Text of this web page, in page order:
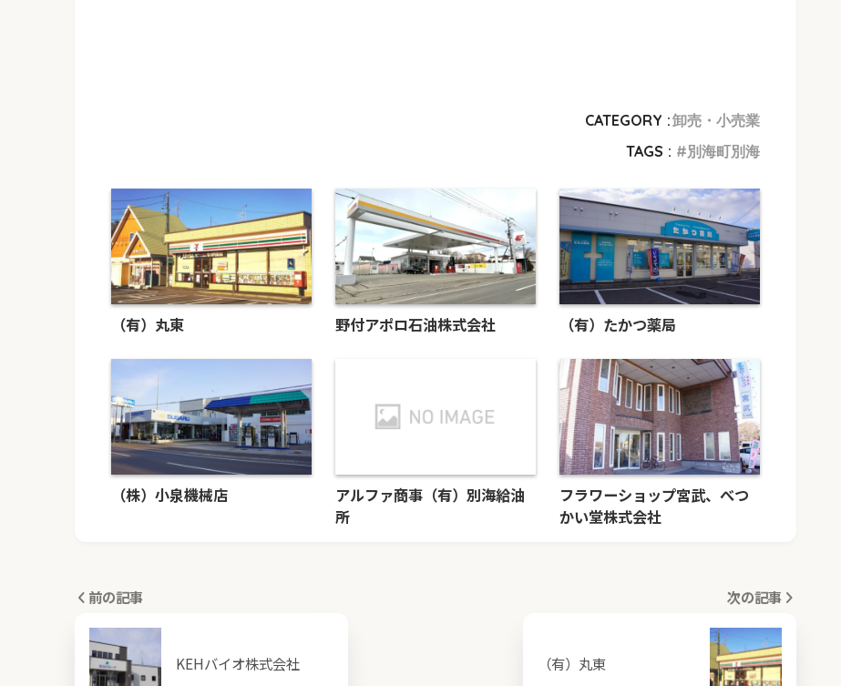
CATEGORY :卸売・小売業
TAGS :
別海町別海
（有）丸東 野付アポロ石油株式会社 （有）たかつ薬局
（株）小泉機械店
アルファ商事（有）別海給油
所
フラワーショップ宮武、べつ
かい堂株式会社
前の記事
KEHバイオ株式会社
次の記事
（有）丸東